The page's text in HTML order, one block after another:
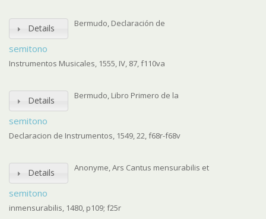
Details
semitono
Bermudo, Declaración de
Instrumentos Musicales, 1555, IV, 87, f110va
Details
semitono
Bermudo, Libro Primero de la
Declaracion de Instrumentos, 1549, 22, f68r-f68v
Details
semitono
Anonyme, Ars Cantus mensurabilis et
inmensurabilis, 1480, p109; f25r